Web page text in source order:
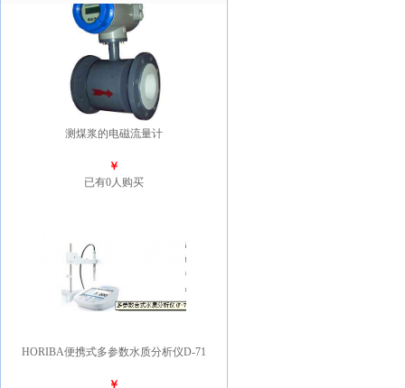
测煤浆的电磁流量计
￥
已有0人购买
HORIBA便携式多参数水质分析仪D-71
￥